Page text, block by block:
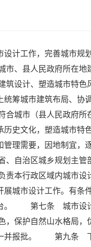
工作，完善城市规
县人民政府所在地
计、塑造城市特色
筹城市建筑布局、协
市（县人民政府所
史文化，塑造城市特
和管理需要，因地制
自治区城乡规划主管
责本行政区域内城
城市设计工作。有条
台。 第七条 城市设
护自然山水格局，
一并报批。 第九条